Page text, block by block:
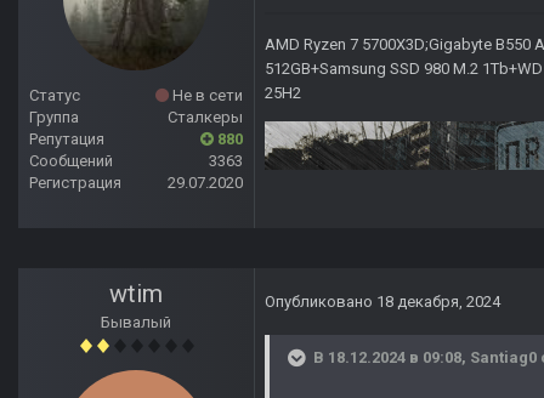
Статус
Не в сети
Группа
Сталкеры
Репутация
880
Сообщений
3363
Регистрация
29.07.2020
AMD Ryzen 7 5700X3D;Gigabyte B550
512GB+Samsung SSD 980 M.2
25H2
wtim
Бывалый
Опубликовано 18 декабря, 2024
В 18.12.2024 в 09:08, Santiag0